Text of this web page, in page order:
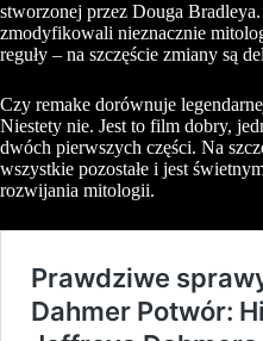
stworzonej przez Douga
zmodyfikowali nieznacznie
reguły – na szczęście zmiany są
Czy remake dorównuje
Niestety nie. Jest to film dobry,
dwóch pierwszych części. Na
wszystkie pozostałe i jest
rozwijania mitologii.